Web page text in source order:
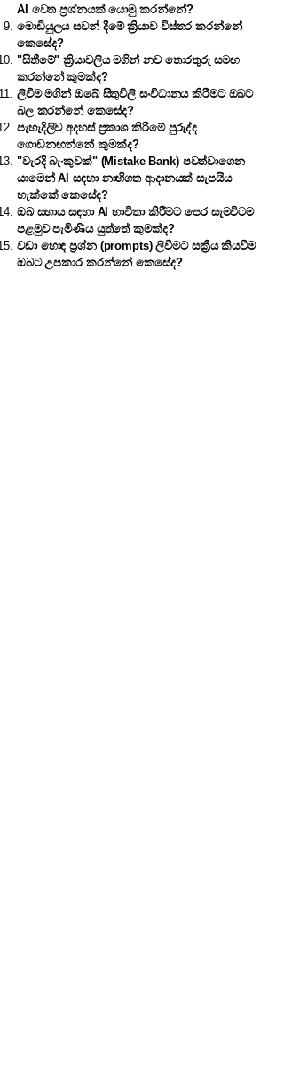
AI වෙත ප්‍රශ්නයක් යොමු කරන්නේ?
මොඩියුලය සවන් දීමේ ක්‍රියාව විස්තර කරන්නේ
කෙසේද?
"සිතීමේ" ක්‍රියාවලිය මගින් නව තොරතුරු සමඟ
කරන්නේ කුමක්ද?
ලිවීම මගින් ඔබේ සිතුවිලි සංවිධානය කිරීමට ඔබට
බල කරන්නේ කෙසේද?
පැහැදිලිව අදහස් ප්‍රකාශ කිරීමේ පුරුද්ද
ගොඩනඟන්නේ කුමක්ද?
"වැරදි බැංකුවක්" (Mistake Bank) පවත්වාගෙන
යාමෙන් AI සඳහා නාභිගත ආදානයක් සැපයිය
හැක්කේ කෙසේද?
ඔබ සහාය සඳහා AI භාවිතා කිරීමට පෙර සැමවිටම
පළමුව පැමිණිය යුත්තේ කුමක්ද?
වඩා හොඳ ප්‍රශ්න (prompts) ලිවීමට සක්‍රීය කියවීම
ඔබට උපකාර කරන්නේ කෙසේද?